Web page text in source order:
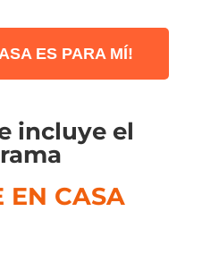
ES PARA MÍ!
incluye el
EN CASA